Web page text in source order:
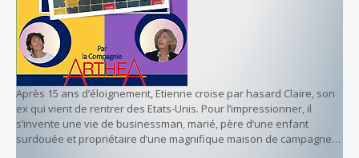
Après 15 ans d’éloignement, Etienne croise par hasard Claire, son
ex qui vient de rentrer des Etats-Unis. Pour l’impressionner, il
s’invente une vie de businessman, marié, père d’une enfant
surdouée et propriétaire d’une magnifique maison de campagne…